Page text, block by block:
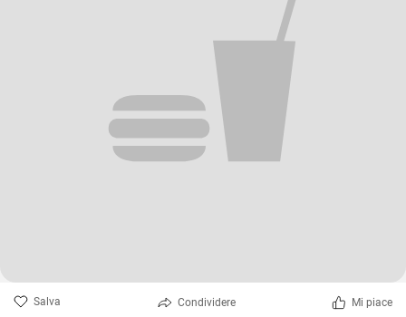
Salva Condividere Mi piace